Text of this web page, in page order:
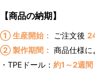
【商品の納期】
① 生産開始： ご注文後
② 製作期間： 商品仕様に
・TPEドール： 約1～2週間